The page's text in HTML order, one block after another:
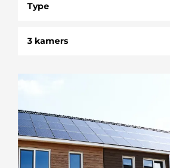
Type
HUIZEN
3 kamers
4 kamers
5 kamers